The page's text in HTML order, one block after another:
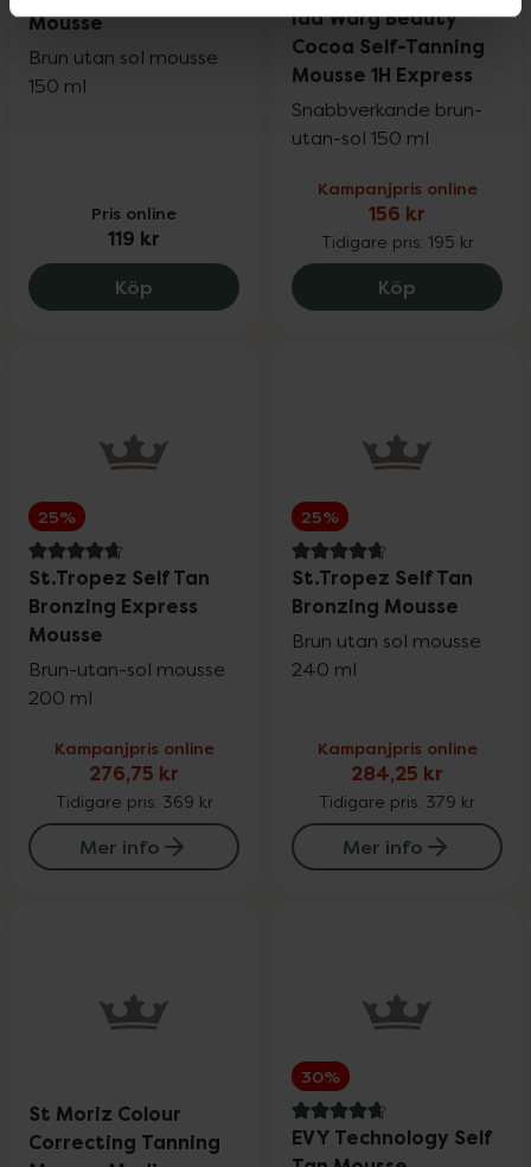
Mousse
Brun utan sol mousse
150 ml
Pris online
119 kr
Köp Nordictan Self Tan Mousse, 119 kr.
Ida Warg Beauty
Cocoa Self-Tanning
Mousse 1H Express
Snabbverkande brun-
utan-sol 150 ml
Kampanjpris online
156 kr
Tidigare pris: 195 kr
Köp Ida Warg
25%
4.8 av 5 i omdöme
St.Tropez Self Tan
Bronzing Express
Mousse
Brun-utan-sol mousse
200 ml
Kampanjpris online
276,75 kr
Tidigare pris: 369 kr
Mer info
25%
4.7 av 5 i omdöme
St.Tropez Self Tan
Bronzing Mousse
Brun utan sol mousse
240 ml
Kampanjpris online
284,25 kr
Tidigare pris: 379 kr
Mer info
St Moriz Colour
Correcting Tanning
30%
4.7 av 5 i omdöme
EVY Technology Self